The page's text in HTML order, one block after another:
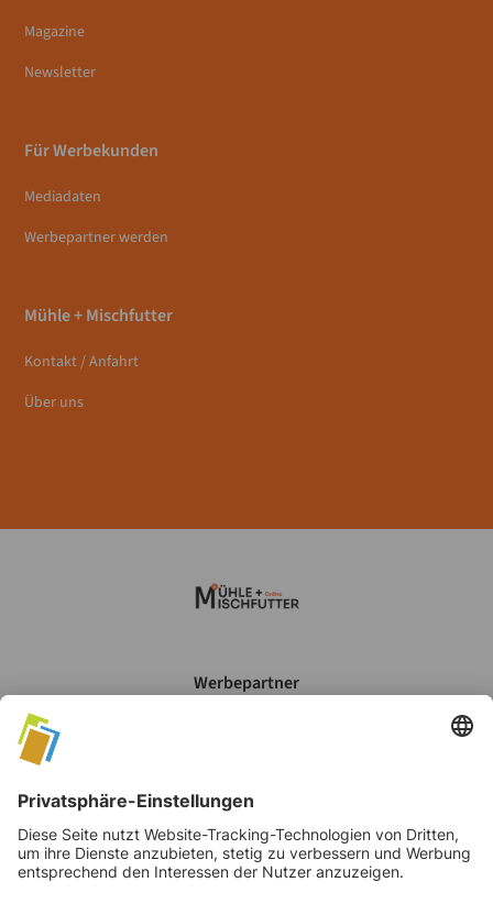
Magazine
Newsletter
Für Werbekunden
Mediadaten
Werbepartner werden
Mühle + Mischfutter
Kontakt / Anfahrt
Über uns
Werbepartner